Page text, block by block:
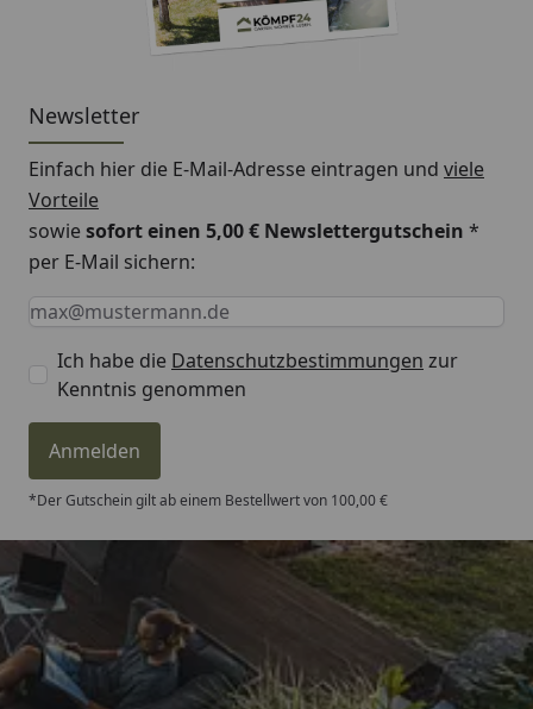
Newsletter
Einfach hier die E-Mail-Adresse eintragen und viele
Vorteile
sowiesofort einen 5,00 € Newslettergutschein *
per E-Mail sichern:
Keine Eingabe erforderlich
Eingabe erforderlich
E-Mail *
Ich habe die Datenschutzbestimmungen zur
Kenntnis genommen
Anmelden
*Der Gutschein gilt ab einem Bestellwert von 100,00 €
Trusted Shops
4,81/ 5